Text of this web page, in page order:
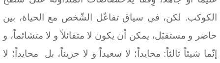
الكوكب. لكن، في سياق تفاعُل الشّخص مع الحياة، بين
حاضر و مستقبَل، يمكن أن يكون لا متفائلاً و لا متشائماً، و
إنّما شيئاً ثالثاً: محايداً؛ لا سعيداً و لا حزيناً، بل
محايداً؛ لا